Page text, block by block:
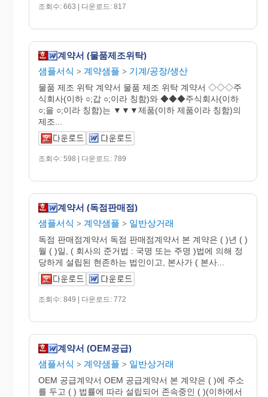
조회수: 663 | 다운로드: 817
계약서 (물품제조위탁)
샘플서식 > 계약샘플 > 기계/공장/생산
물품 제조 위탁 계약서 물품 제조 위탁 계약서 ◇◇◇주
식회사(이하 ○;갑 ○;이라 칭함)와 ◆◆◆주식회사(이하
○;을 ○;이라 칭함)는 ▼▼▼제품(이하 제품이라 칭함)의
제조...
조회수: 598 | 다운로드: 789
계약서 (독점판매점)
샘플서식 > 계약샘플 > 일반상거래
독점 판매점계약서 독점 판매점계약서 본 계약은 ( )년 ( )
월 ( )일, ( 회사의 준거법 : 국명 또는 주명 )법에 의해 정
당하게 설립된 현존하는 법인이고, 본사가 ( 본사...
조회수: 849 | 다운로드: 772
계약서 (OEM공급)
샘플서식 > 계약샘플 > 일반상거래
OEM 공급계약서 OEM 공급계약서 본 계약은 ( )에 주소
를 두고 ( ) 법률에 따라 설립되어 존속중인 ( )(이하에서